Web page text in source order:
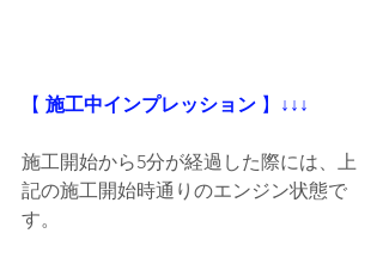
【 施工中インプレッション 】 ↓↓↓
施工開始から5分が経過した際には、上
記の施工開始時通りのエンジン状態で
す。